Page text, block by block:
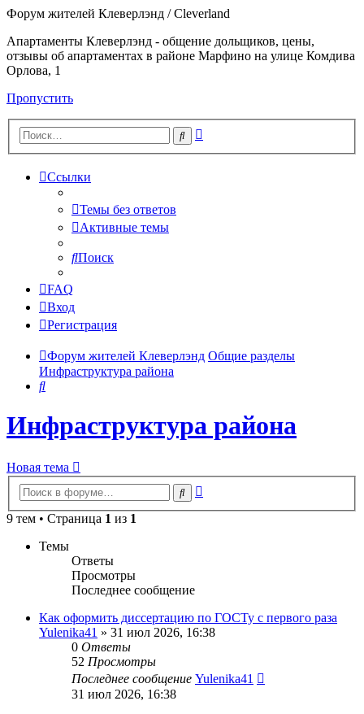
Форум жителей Клеверлэнд / Cleverland
Апартаменты Клеверлэнд - общение дольщиков, цены,
отзывы об апартаментах в районе Марфино на улице Комдива
Орлова, 1
Пропустить
Поиск
Ссылки
Темы без ответов
Активные темы
Поиск
FAQ
Вход
Регистрация
Форум жителей Клеверлэнд Общие разделы
Инфраструктура района
Поиск
Инфраструктура района
Новая тема
Поиск
9 тем • Страница 1 из 1
Темы
Ответы
Просмотры
Последнее сообщение
Как оформить диссертацию по ГОСТу с первого раза
Yulenika41 » 31 июл 2026, 16:38
0 Ответы
52 Просмотры
Последнее сообщение Yulenika41
31 июл 2026, 16:38